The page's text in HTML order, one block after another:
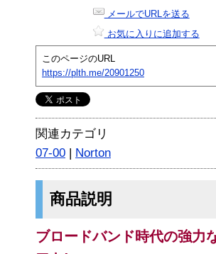
メールでURLを送る
お気に入りに追加する
このページのURL
https://plth.me/20901250
関連カテゴリ
07-00 | Norton
商品説明
ブロードバンド時代の強力